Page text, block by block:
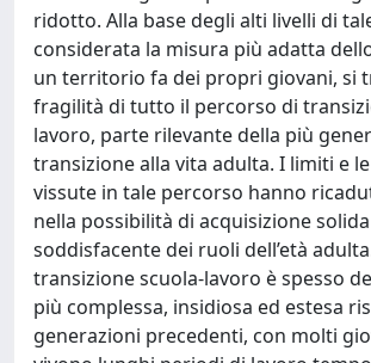
ridotto. Alla base degli alti livelli di
considerata la misura più adatta
un territorio fa dei propri giovani, si
fragilità di tutto il percorso di
lavoro, parte rilevante della più
transizione alla vita adulta. I limiti e
vissute in tale percorso hanno
nella possibilità di acquisizione
soddisfacente dei ruoli dell’età
transizione scuola-lavoro è spesso
più complessa, insidiosa ed estesa
generazioni precedenti, con molti